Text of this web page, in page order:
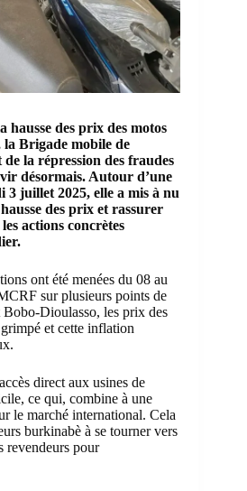
hausse des prix des motos
la Brigade mobile de
la répression des fraudes
désormais. Autour d’une
3 juillet 2025, elle a mis à nu
des prix et rassurer
actions concrètes
ont été menées du 08 au
sur plusieurs points de
Dioulasso, les prix des
et cette inflation
direct aux usines de
ce qui, combine à une
le marché international. Cela
burkinabè à se tourner vers
revendeurs pour